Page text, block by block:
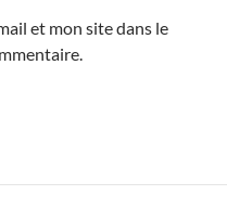
et mon site dans le